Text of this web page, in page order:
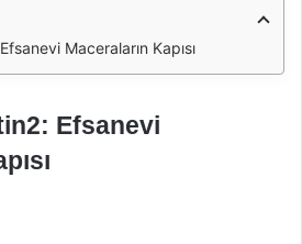
Maceraların Kapısı
Efsanevi